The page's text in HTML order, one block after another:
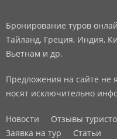
Бронирование туров
Тайланд, Греция, Индия,
Вьетнам и др.
Предложения на сайте не
носят исключительно
Новости Отзывы
Заявка на тур
Статьи